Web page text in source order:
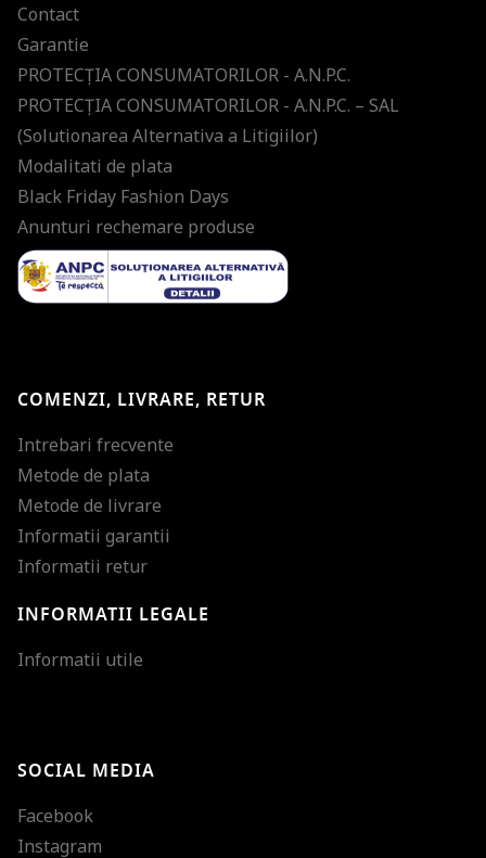
Contact
Garantie
PROTECŢIA CONSUMATORILOR - A.N.P.C.
PROTECŢIA CONSUMATORILOR - A.N.P.C. – SAL
(Solutionarea Alternativa a Litigiilor)
Modalitati de plata
Black Friday Fashion Days
Anunturi rechemare produse
COMENZI, LIVRARE, RETUR
Intrebari frecvente
Metode de plata
Metode de livrare
Informatii garantii
Informatii retur
INFORMATII LEGALE
Informatii utile
SOCIAL MEDIA
Facebook
Instagram